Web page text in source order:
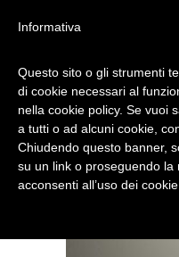
UOVO E
Informativa
Questo sito o gli strumenti
di cookie necessari al
nella cookie policy. Se vuoi
a tutti o ad alcuni cookie,
Chiudendo questo banner,
su un link o proseguendo la
acconsenti all’uso dei cookie.